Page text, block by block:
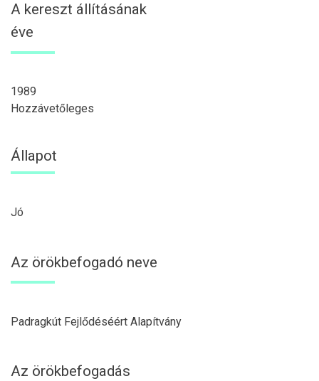
A kereszt állításának
éve
1989
Hozzávetőleges
Állapot
Jó
Az örökbefogadó neve
Padragkút Fejlődéséért Alapítvány
Az örökbefogadás